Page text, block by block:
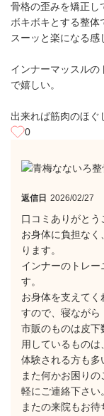
骨格の歪みを矯正し
ボキボキとする整体
スーッと楽になる感
インナーマッスル
で嬉しい。
出来れば筋肉のほぐ
0
返信日 2026/02/27
口コミありがとう
お身体に負担な
ります。
インナーのトレー
す。
お身体を支えてく
すので、寝ながら
市販のものは皮下
用しているものは
体験される方も多
また何かお困り
軽にご連絡下さい。
またの来院もお待